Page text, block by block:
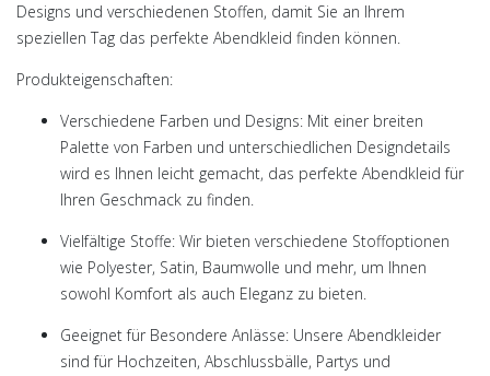
Designs und verschiedenen Stoffen, damit Sie an Ihrem
speziellen Tag das perfekte Abendkleid finden können.
Produkteigenschaften:
Verschiedene Farben und Designs: Mit einer breiten
Palette von Farben und unterschiedlichen Designdetails
wird es Ihnen leicht gemacht, das perfekte Abendkleid für
Ihren Geschmack zu finden.
Vielfältige Stoffe: Wir bieten verschiedene Stoffoptionen
wie Polyester, Satin, Baumwolle und mehr, um Ihnen
sowohl Komfort als auch Eleganz zu bieten.
Geeignet für Besondere Anlässe: Unsere Abendkleider
sind für Hochzeiten, Abschlussbälle, Partys und